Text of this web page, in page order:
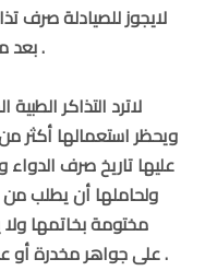
لايجوز للصيادلة صرف
بعد مضى خمسة أيام من تاريخ تحريرها .
لاترد التذاكر
ويحظر استعمالها أكثر
عليها تاريخ صرف الدواء
ولحاملها أن يطلب من
مختومة بخاتمها
على جواهر مخدرة أو على أدوية تحتوى على تلك الجواهر .